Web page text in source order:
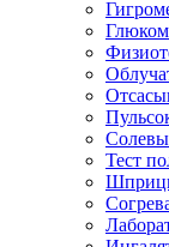
Тест